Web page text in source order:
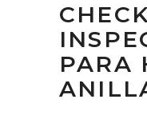
PARA